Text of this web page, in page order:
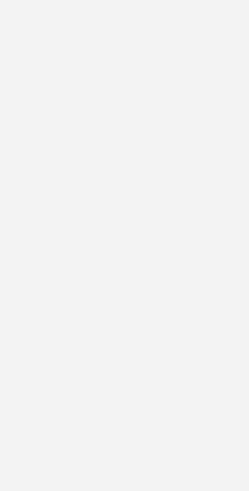
faszinierende eigenständige
hält BAUMETALL die
was es mit diesen
auf sich hat, sollten Sie den